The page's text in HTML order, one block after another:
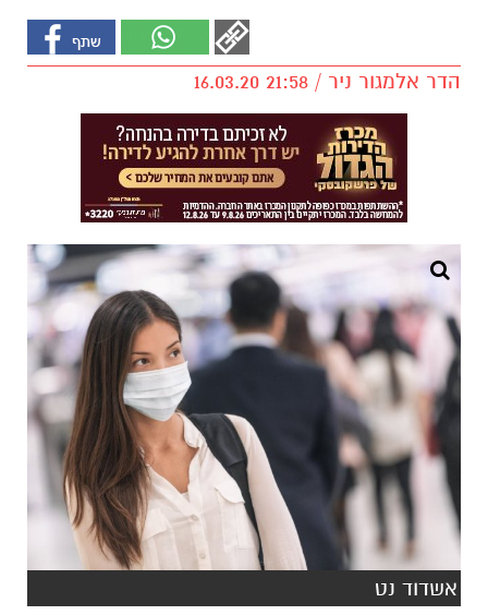
הדר אלמגור ניר / 21:58 16.03.20
אשדוד נט